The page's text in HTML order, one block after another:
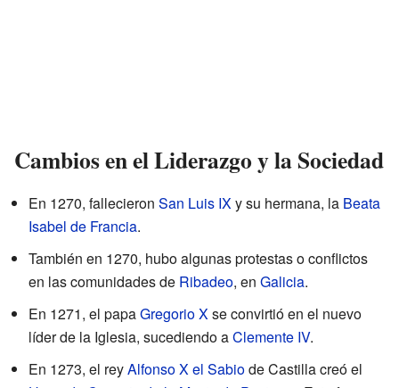
Cambios en el Liderazgo y la Sociedad
En 1270, fallecieron San Luis IXy su hermana, la Beata
Isabel de Francia.
También en 1270, hubo algunas protestas o conflictos
en las comunidades de Ribadeo, en Galicia.
En 1271, el papaGregorio Xse convirtió en el nuevo
líder de la Iglesia, sucediendo aClemente IV.
En 1273, el reyAlfonso X el Sabiode Castilla creó el